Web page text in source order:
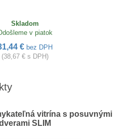
Skladom
v piatok
€ bez DPH
(38,67 € s DPH)
vitrína s posuvnými
SLIM